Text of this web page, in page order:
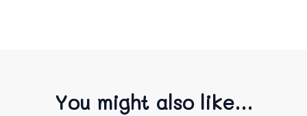
You might also like...